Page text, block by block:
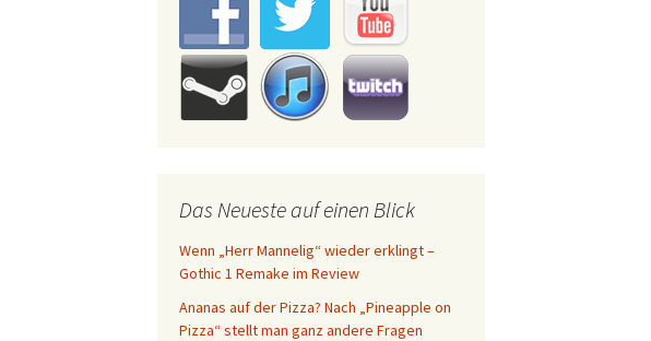
Das Neueste auf einen Blick
Wenn „Herr Mannelig“ wieder erklingt –
Gothic 1 Remake im Review
Ananas auf der Pizza? Nach „Pineapple on
Pizza“ stellt man ganz andere Fragen